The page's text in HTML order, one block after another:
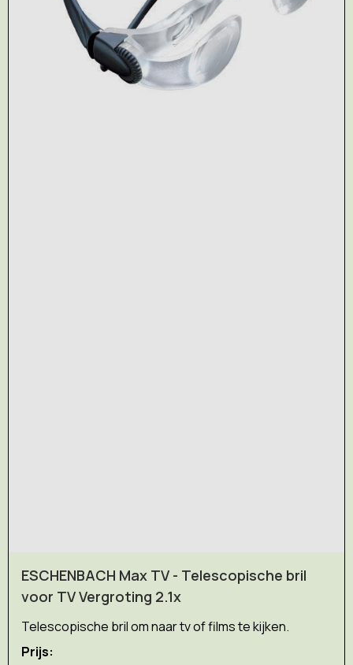
ESCHENBACH Max TV - Telescopische bril
voor TV Vergroting 2.1x
Telescopische bril om naar tv of films te kijken.
Prijs: